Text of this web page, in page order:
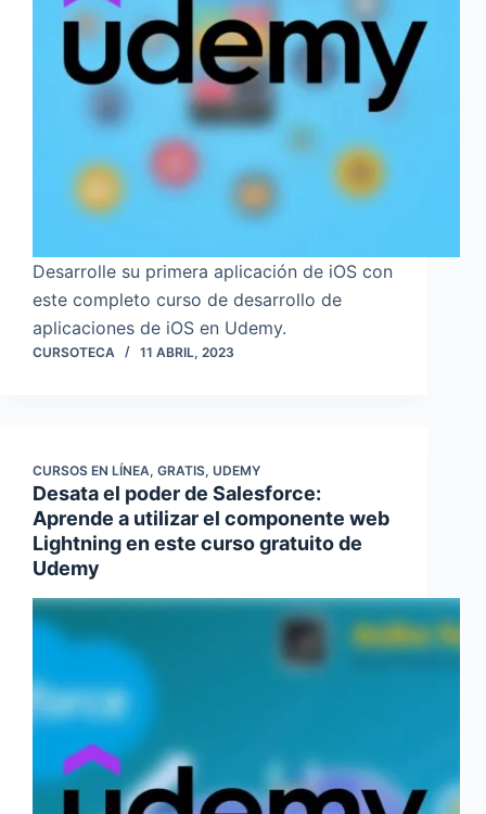
Desarrolle su primera aplicación de iOS con
este completo curso de desarrollo de
aplicaciones de iOS en Udemy.
CURSOTECA 11 ABRIL, 2023
CURSOS EN LÍNEA, GRATIS, UDEMY
Desata el poder de Salesforce:
Aprende a utilizar el componente web
Lightning en este curso gratuito de
Udemy